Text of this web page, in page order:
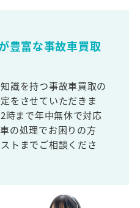
豊富な事故車買取
識を持つ事故車買取の
をさせていただきま
時まで年中無休で対応
の処理でお困りの方
トまでご相談くださ